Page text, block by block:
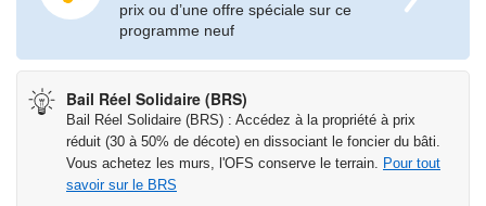
prix ou d’une offre spéciale sur ce
programme neuf
Bail Réel Solidaire (BRS)
Bail Réel Solidaire (BRS) : Accédez à la propriété à prix
réduit (30 à 50% de décote) en dissociant le foncier du bâti.
Vous achetez les murs, l'OFS conserve le terrain. Pour tout
savoir sur le BRS